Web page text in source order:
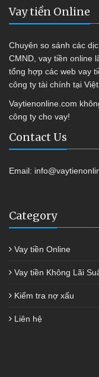
Vay tiền Online
Chuyên so sánh các
CMND, vay tiền online
tổng hợp các web vay
công ty tài chính tại
Vaytienonline.com
công ty cho vay!
Contact Us
Email:
Category
Vay tiền Online
Vay tiền Không Lãi
Kiểm tra nợ xấu
Liên hệ